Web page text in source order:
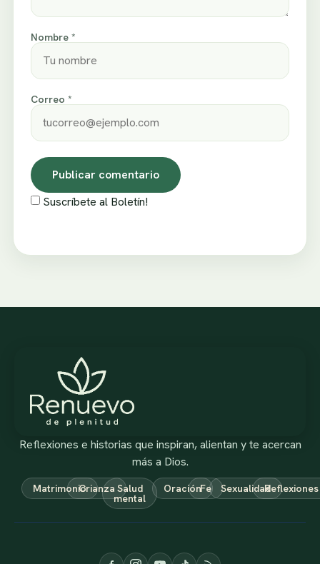
Nombre *
Correo *
Suscríbete al Boletín!
Reflexiones e historias que inspiran, alientan y te acercan
más a Dios.
MatrimonioCrianza Salud
mental
OraciónFe SexualidadReflexiones